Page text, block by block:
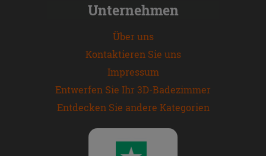
Unternehmen
Über uns
Kontaktieren Sie uns
Impressum
Entwerfen Sie Ihr 3D-Badezimmer
Entdecken Sie andere Kategorien